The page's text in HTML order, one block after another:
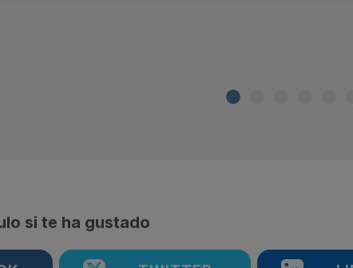
si te ha gustado